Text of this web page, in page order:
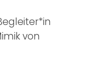
von